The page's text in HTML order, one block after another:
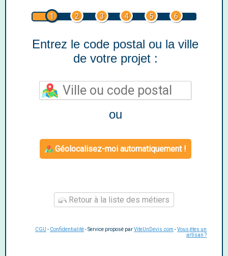
1 2 3 4 5 6
Entrez le code postal ou la ville
de votre projet :
ou
Géolocalisez-moi automatiquement !
Retour à la liste des métiers
CGU - Confidentialité- Service proposé parViteUnDevis.com -Vous êtes un
artisan ?